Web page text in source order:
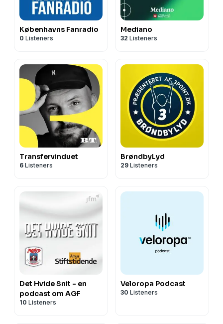
Københavns Fanradio
0 Listeners
Mediano
32 Listeners
Transfervinduet
6 Listeners
BrøndbyLyd
29 Listeners
Det Hvide Snit - en
podcast om AGF
10 Listeners
Veloropa Podcast
30 Listeners